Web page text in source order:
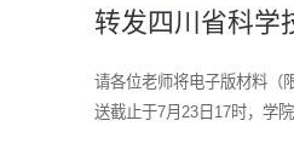
转发四川省科学
请各位老师将电子版材料（
送截止于7月23日17时，学